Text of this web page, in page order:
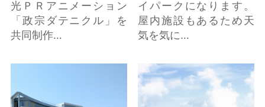
光ＰＲアニメーション
「政宗ダテニクル」を
共同制作…
イパークになります。
屋内施設もあるため天
気を気に…
ちら
浄土平 の詳細はこちら